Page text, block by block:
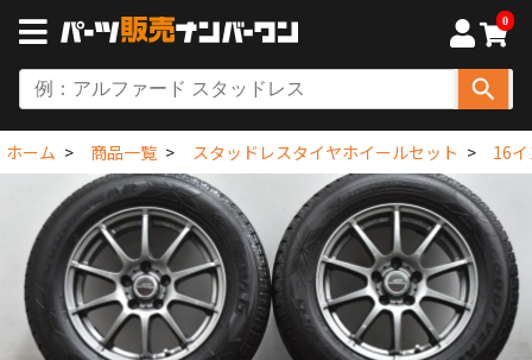
0
ホーム 商品一覧 スタッドレスタイヤホイールセット 16